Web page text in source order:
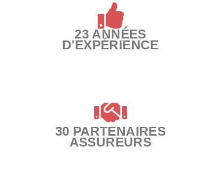
23 ANNÉES
D'EXPÉRIENCE
30 PARTENAIRES
ASSUREURS